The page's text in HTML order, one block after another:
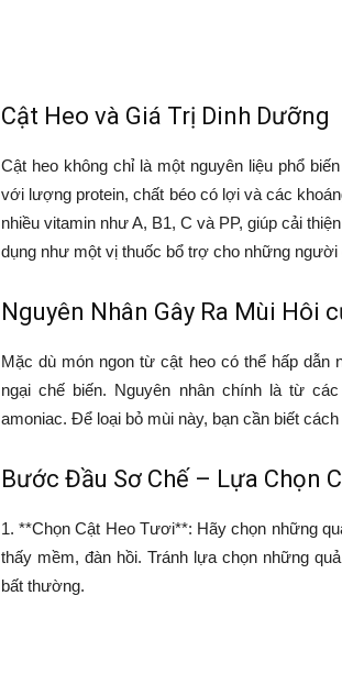
Cật Heo và Giá Trị Dinh Dưỡng
Cật heo không chỉ là một nguyên liệu phổ
với lượng protein, chất béo có lợi và các
nhiều vitamin như A, B1, C và PP, giúp cải
dụng như một vị thuốc bổ trợ cho những
Nguyên Nhân Gây Ra Mùi Hôi
Mặc dù món ngon từ cật heo có thể hấp
ngại chế biến. Nguyên nhân chính là từ
amoniac. Để loại bỏ mùi này, bạn cần biết
Bước Đầu Sơ Chế – Lựa Chọn
1. **Chọn Cật Heo Tươi**: Hãy chọn những
thấy mềm, đàn hồi. Tránh lựa chọn những
bất thường.